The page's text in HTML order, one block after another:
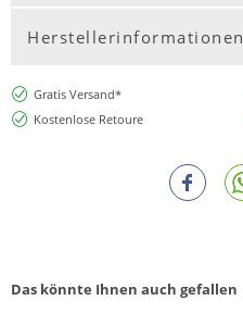
Herstellerinformationen
Gratis Versand*
Kostenlose Retoure
Das könnte Ihnen auch gefallen